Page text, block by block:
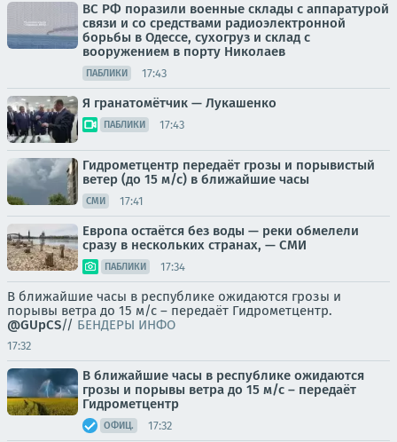
ВС РФ поразили военные склады с аппаратурой
связи и со средствами радиоэлектронной
борьбы в Одессе, сухогруз и склад с
вооружением в порту Николаев
ПАБЛИКИ 17:43
Я гранатомётчик — Лукашенко
ПАБЛИКИ 17:43
Гидрометцентр передаёт грозы и порывистый
ветер (до 15 м/с) в ближайшие часы
СМИ 17:41
Европа остаётся без воды — реки обмелели
сразу в нескольких странах, — СМИ
ПАБЛИКИ 17:34
В ближайшие часы в республике ожидаются грозы и
порывы ветра до 15 м/с – передаёт Гидрометцентр.
@GUpCS// БЕНДЕРЫ ИНФО
17:32
В ближайшие часы в республике ожидаются
грозы и порывы ветра до 15 м/с – передаёт
Гидрометцентр
ОФИЦ. 17:32